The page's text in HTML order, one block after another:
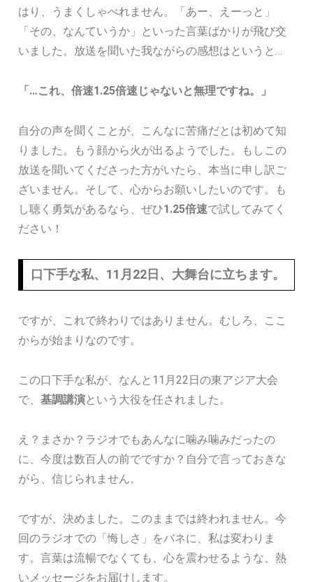
はり、うまくしゃべれません。「あー、えーっと」
「その、なんていうか」といった言葉ばかりが飛び交
いました。放送を聞いた我ながらの感想はというと…
「…これ、倍速1.25倍速じゃないと無理ですね。」
自分の声を聞くことが、こんなに苦痛だとは初めて知
りました。もう顔から火が出るようでした。もしこの
放送を聞いてくださった方がいたら、本当に申し訳ご
ざいません。そして、心からお願いしたいのです。も
し聴く勇気があるなら、ぜひ1.25倍速で試してみてく
ださい！
口下手な私、11月22日、大舞台に立ちます。
ですが、これで終わりではありません。むしろ、ここ
からが始まりなのです。
この口下手な私が、なんと11月22日の東アジア大会
で、 基調講演という大役を任されました。
え？まさか？ラジオでもあんなに噛み噛みだったの
に、今度は数百人の前でですか？自分で言っておきな
がら、信じられません。
ですが、決めました。このままでは終われません。今
回のラジオでの「悔しさ」をバネに、私は変わりま
す。言葉は流暢でなくても、心を震わせるような、熱
いメッセージをお届けします。